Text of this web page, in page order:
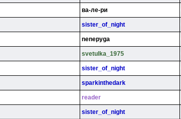
вa-лe-pи
sister_of_night
nenepyga
svetulka_1975
sister_of_night
sparkinthedark
reader
sister_of_night